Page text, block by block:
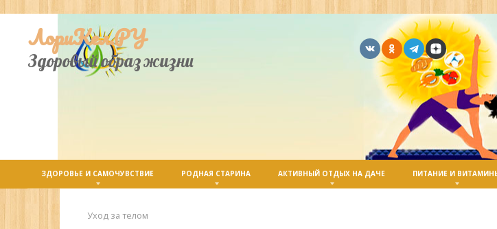
контентуЛориКел.РУ
Здоровый образ жизни
ЗДОРОВЬЕ И САМОЧУВСТВИЕ РОДНАЯ СТАРИНА АКТИВНЫЙ ОТДЫХ НА ДАЧЕ ПИТАНИЕ И
Уход за телом